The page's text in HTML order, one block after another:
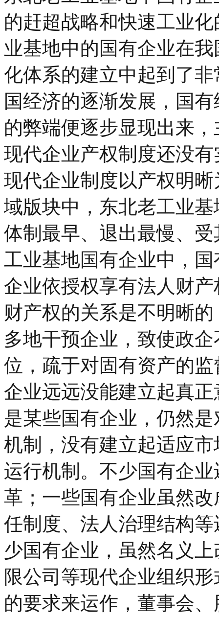
的赶超战略和快速工业
业基地中的国有企业在
化体系的建立中起到了
国经济的逐渐发展，国
的弊端便逐步显现出来
现代企业产权制度还没
现代企业制度以产权明
域版块中，东北老工业
体制最早、退出最慢、
工业基地国有企业中，
企业依授权享有法人财
财产权的关系是不明晰
多地干预企业，致使政
位，疏于对固有资产的
企业远远没能建立起真
是某些国有企业，仍然
机制，没有建立起适应
运行机制。不少国有企
革；一些国有企业虽然
任制度、法人治理结构
少国有企业，虽然名义
限公司等现代企业组织
的要求来运作，董事会